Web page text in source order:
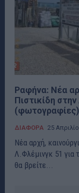
Ραφήνα: Νέα
Πιστικίδη
ΔΙΑΦΟΡΑ 25
Νέα αρχή,
Λ.Φλέμινγκ 51 για
θα βρείτε...